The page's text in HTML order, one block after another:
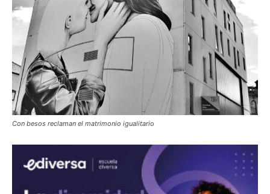
Con besos reclaman el matrimonio igualitario